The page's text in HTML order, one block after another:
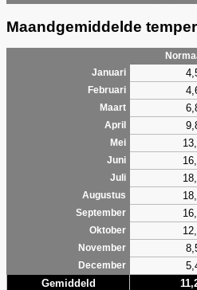
Maandgemiddelde
Januari
Februari
Maart
April
Mei
Juni
Juli
Augustus
September
Oktober
November
December
Gemiddeld